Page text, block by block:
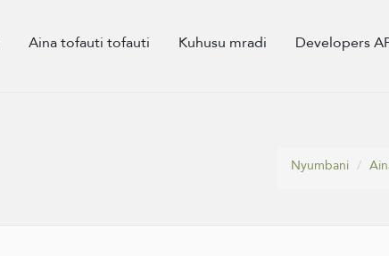
Aina tofauti tofauti Kuhusu mradi Developers
Nyumbani